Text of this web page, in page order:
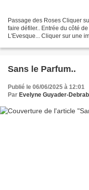
Passage des Roses Cliquer
faire défiler.. Entrée du côté
L'Evesque... Cliquer sur une
Sans le Parfum..
Publié le 06/06/2025 à 12:01
Par Evelyne Guyader-